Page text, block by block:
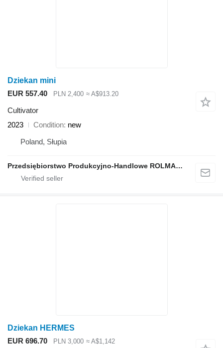
Dziekan mini
EUR 557.40
PLN 2,400 ≈ A$913.20
Cultivator
2023
Condition new
Poland, Słupia
Przedsiębiorstwo Produkcyjno-Handlowe ROLMAPOL Marcin Dziekan
Dziekan HERMES
EUR 696.70
PLN 3,000 ≈ A$1,142